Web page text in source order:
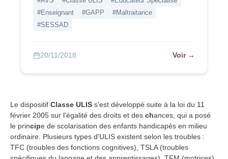
#Enseignant
#GAPP
#Maltraitance
#SESSAD
20/11/2018 Voir →
Le dispositif Classe ULIS s'est développé suite à la loi du 11
février 2005 sur l'égalité des droits et des chances, qui a posé
le principe de scolarisation des enfants handicapés en milieu
ordinaire. Plusieurs types d'ULIS existent selon les troubles :
TFC (troubles des fonctions cognitives), TSLA (troubles